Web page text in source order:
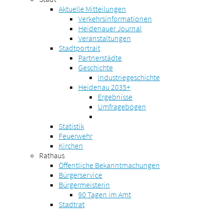
Aktuelle Mitteilungen
Verkehrsinformationen
Heidenauer Journal
Veranstaltungen
Stadtportrait
Partnerstädte
Geschichte
Industriegeschichte
Heidenau 2035+
Ergebnisse
Umfragebögen
Statistik
Feuerwehr
Kirchen
Rathaus
Öffentliche Bekanntmachungen
Bürgerservice
Bürgermeisterin
90 Tagen im Amt
Stadtrat